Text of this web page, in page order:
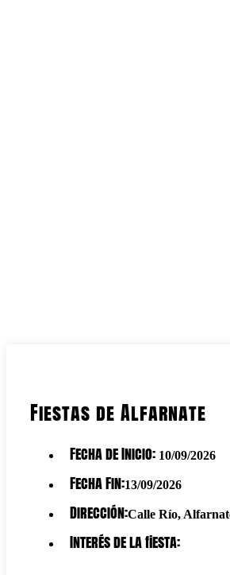
Fiestas de Alfarnate
Fecha de Inicio: 10/09/2026
Fecha Fin:13/09/2026
Dirección:Calle Río,
Interés de la fiesta: